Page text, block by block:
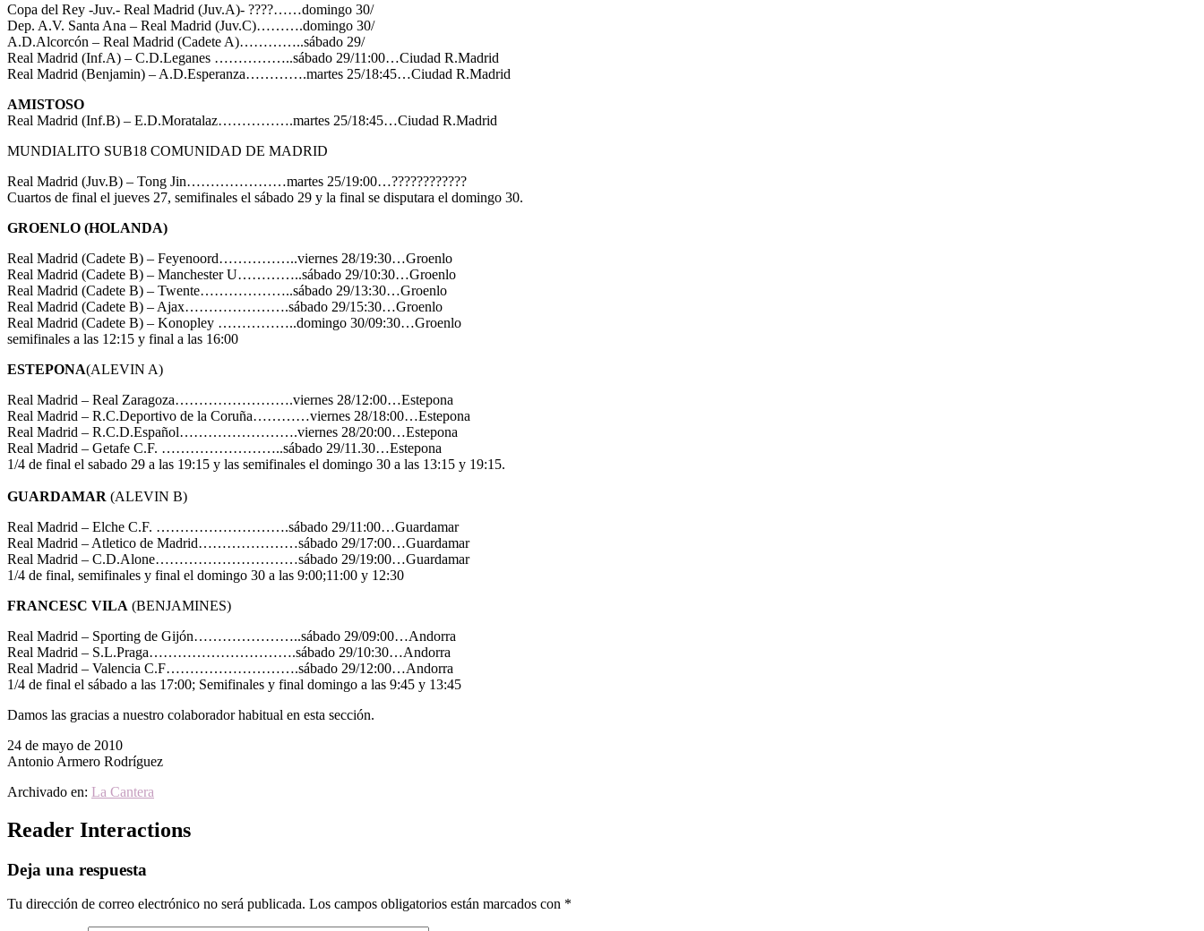
Copa del Rey -Juv.- Real Madrid (Juv.A)- ????……domingo 30/
Dep. A.V. Santa Ana – Real Madrid (Juv.C)……….domingo 30/
A.D.Alcorcón – Real Madrid (Cadete A)…………..sábado 29/
Real Madrid (Inf.A) – C.D.Leganes ……………..sábado 29/11:00…Ciudad R.Madrid
Real Madrid (Benjamin) – A.D.Esperanza………….martes 25/18:45…Ciudad R.Madrid
AMISTOSO
Real Madrid (Inf.B) – E.D.Moratalaz…………….martes 25/18:45…Ciudad R.Madrid
MUNDIALITO SUB18 COMUNIDAD DE MADRID
Real Madrid (Juv.B) – Tong Jin…………………martes 25/19:00…????????????
Cuartos de final el jueves 27, semifinales el sábado 29 y la final se disputara el domingo 30.
GROENLO (HOLANDA)
Real Madrid (Cadete B) – Feyenoord……………..viernes 28/19:30…Groenlo
Real Madrid (Cadete B) – Manchester U…………..sábado 29/10:30…Groenlo
Real Madrid (Cadete B) – Twente………………..sábado 29/13:30…Groenlo
Real Madrid (Cadete B) – Ajax………………….sábado 29/15:30…Groenlo
Real Madrid (Cadete B) – Konopley ……………..domingo 30/09:30…Groenlo
semifinales a las 12:15 y final a las 16:00
ESTEPONA(ALEVIN A)
Real Madrid – Real Zaragoza…………………….viernes 28/12:00…Estepona
Real Madrid – R.C.Deportivo de la Coruña…………viernes 28/18:00…Estepona
Real Madrid – R.C.D.Español…………………….viernes 28/20:00…Estepona
Real Madrid – Getafe C.F. ……………………..sábado 29/11.30…Estepona
1/4 de final el sabado 29 a las 19:15 y las semifinales el domingo 30 a las 13:15 y 19:15.
GUARDAMAR (ALEVIN B)
Real Madrid – Elche C.F. ……………………….sábado 29/11:00…Guardamar
Real Madrid – Atletico de Madrid…………………sábado 29/17:00…Guardamar
Real Madrid – C.D.Alone…………………………sábado 29/19:00…Guardamar
1/4 de final, semifinales y final el domingo 30 a las 9:00;11:00 y 12:30
FRANCESC VILA (BENJAMINES)
Real Madrid – Sporting de Gijón…………………..sábado 29/09:00…Andorra
Real Madrid – S.L.Praga………………………….sábado 29/10:30…Andorra
Real Madrid – Valencia C.F……………………….sábado 29/12:00…Andorra
1/4 de final el sábado a las 17:00; Semifinales y final domingo a las 9:45 y 13:45
Damos las gracias a nuestro colaborador habitual en esta sección.
24 de mayo de 2010
Antonio Armero Rodríguez
Archivado en: La Cantera
Reader Interactions
Deja una respuesta
Tu dirección de correo electrónico no será publicada. Los campos obligatorios están marcados con *